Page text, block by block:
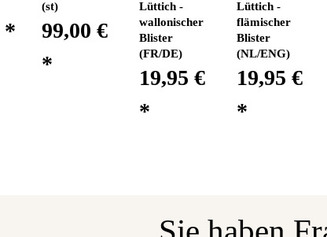
*
(st)
99,00 €
*
Lüttich -
wallonischer
Blister
(FR/DE)
19,95 €
*
Lüttich -
flämischer
Blister
(NL/ENG)
19,95 €
*